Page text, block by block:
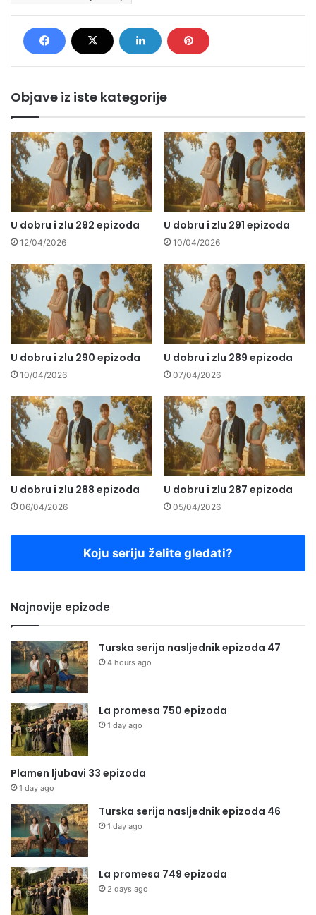
Objave iz iste kategorije
U dobru i zlu 292 epizoda
12/04/2026
U dobru i zlu 291 epizoda
10/04/2026
U dobru i zlu 290 epizoda
10/04/2026
U dobru i zlu 289 epizoda
07/04/2026
U dobru i zlu 288 epizoda
06/04/2026
U dobru i zlu 287 epizoda
05/04/2026
Koju seriju želite gledati?
Najnovije epizode
Turska serija nasljednik epizoda 47
4 hours ago
La promesa 750 epizoda
1 day ago
Plamen ljubavi 33 epizoda
1 day ago
Turska serija nasljednik epizoda 46
1 day ago
La promesa 749 epizoda
2 days ago